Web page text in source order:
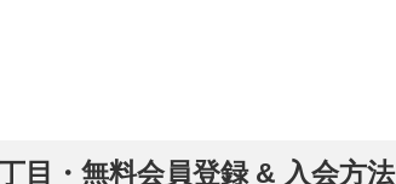
目・無料会員登録 & 入会方法